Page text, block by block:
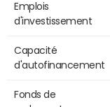
Emplois
d'investissement
Capacité
d'autofinancement
Fonds de